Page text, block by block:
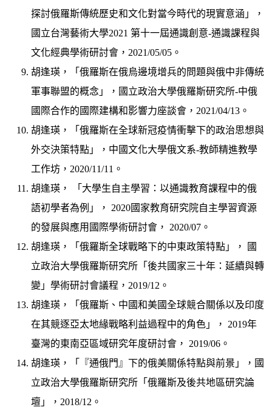
探討俄羅斯傳統歷史和文化對當今時代的現實意涵」，
國立台灣藝術大學2021 第十一屆通識創意-通識課程與
文化經典學術研討會，2021/05/05。
胡逢瑛，「俄羅斯在俄烏邊境增兵的問題與俄中非傳統
軍事聯盟的概念」，國立政治大學俄羅斯研究所-中俄
國際合作的國際建構和影響力座談會，2021/04/13。
胡逢瑛，「俄羅斯在全球新冠疫情衝擊下的政治思想與
外交決策特點」，中國文化大學俄文系-教師精進教學
工作坊，2020/11/11。
胡逢瑛， 「大學生自主學習：以通識教育課程中的俄
語初學者為例」， 2020國家教育研究院自主學習資源
的發展與應用國際學術研討會， 2020/07。
胡逢瑛，「俄羅斯全球戰略下的中東政策特點」， 國
立政治大學俄羅斯研究所「後共國家三十年：延續與轉
變」學術研討會議程，2019/12。
胡逢瑛，「俄羅斯、中國和美國全球競合關係以及印度
在其競逐亞太地緣戰略利益過程中的角色」， 2019年
臺灣的東南亞區域研究年度研討會， 2019/06。
胡逢瑛，「『通俄門』下的俄美關係特點與前景」，國
立政治大學俄羅斯研究所「俄羅斯及後共地區研究論
壇」，2018/12。